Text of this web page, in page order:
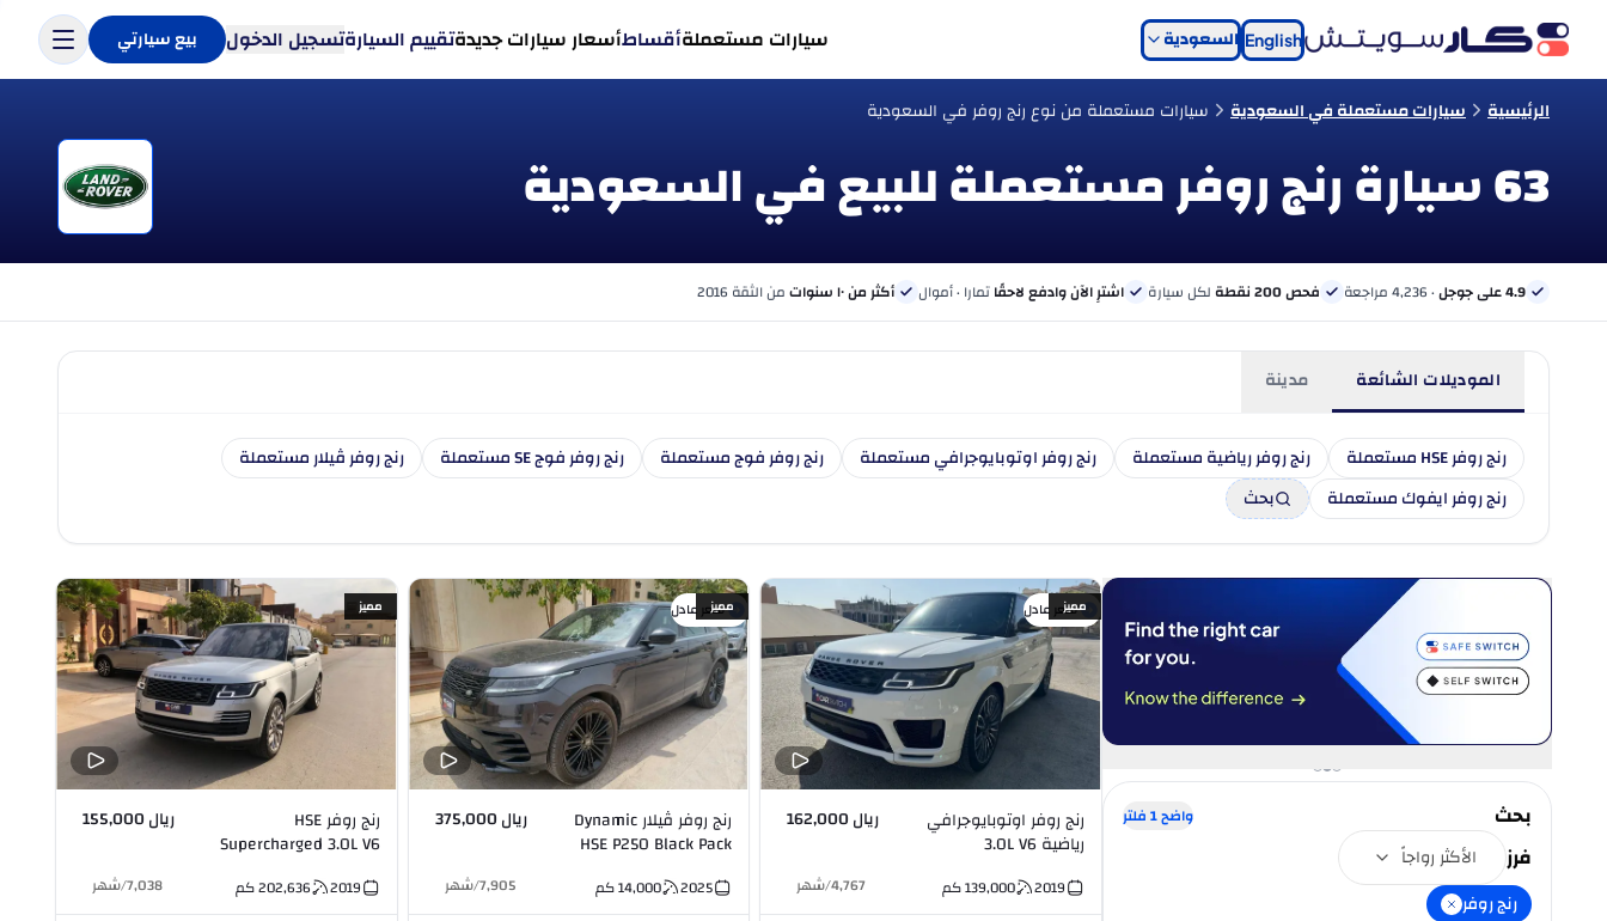
English السعودية سيارات مستعملةأقساطأسعار سيارات جديدةتقييم السيارةتسجيل الدخول بيع سيارتي
الرئيسية سيارات مستعملة في السعودية سيارات مستعملة من نوع رنج روفر في السعودية
63 سيارة رنج روفر مستعملة للبيع في السعودية
4.9 على جوجل · 4,236 مراجعة فحص 200 نقطة لكل سيارة اشترِ الآن وادفع لاحقًاتمارا · أموال أكثر من ١٠ سنوات من الثقة 2016
الموديلات الشائعة مدينة
رنج روفر HSE مستعملة رنج روفر رياضية مستعملة رنج روفر اوتوبايوجرافي مستعملة رنج روفر فوج مستعملة رنج روفر فوج SE مستعملة
رنج روفر ڤيلار مستعملة
رنج روفر ايفوك مستعملة
بحث
بحث واضح1فلتر
فرز
الأكثر رواجاً
رنج روفر
سعر عادل
مميز
رنج روفر اوتوبايوجرافي
رياضية 3.0L V6
ريال 162,000
2019
139,000كم 4,767
/شهر
سعر عادل
مميز
رنج روفر ڤيلار Dynamic
HSE P250 Black Pack
ريال 375,000
2025
14,000كم 7,905
/شهر
مميز
رنج روفر HSE
Supercharged 3.0L V6
ريال 155,000
2019
202,636كم 7,038
/شهر